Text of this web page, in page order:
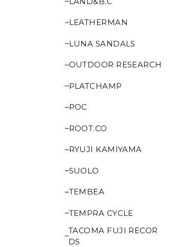
LEATHERMAN
LUNA SANDALS
OUTDOOR RESEARCH
PLATCHAMP
POC
ROOT.CO
RYUJI KAMIYAMA
SUOLO
TEMBEA
TEMPRA CYCLE
TACOMA FUJI RECOR
DS